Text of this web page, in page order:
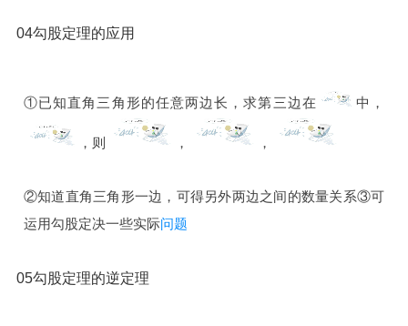
04勾股定理的应用
①已知直角三角形的任意两边长，求第三边在 中，
，则 ， ，
②知道直角三角形一边，可得另外两边之间的数量关系③可
运用勾股定决一些实际问题
05勾股定理的逆定理